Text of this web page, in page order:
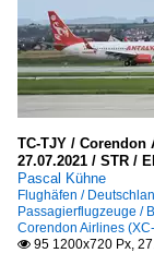
TC-TJY /
27.07.2021 / STR /
Pascal Kühne
Flughäfen /
Passagierflugzeuge /
Corendon Airlines
 95 1200x720 Px,